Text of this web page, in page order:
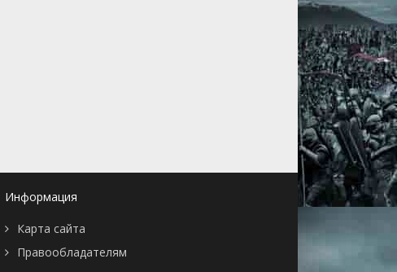
Информация
Карта сайта
Правообладателям